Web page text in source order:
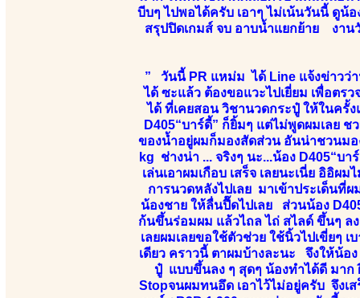
บีบๆ ไปพอได้ครับ เอาๆ ไม่เน้นวันนี้ ดูน้
สรุปปิดเกมส์ จบ อาบน้ำแยกย้าย งาน
” วันนี้ PR แหม่ม ได้ Line แจ้งข่าวว่
ได้ ซะแล้ว ต้องขอแวะไปเยี่ยม เพื่อต
ได้ ที่เคยสอน วิชานวดกระปู๋ ให้ในครั้
D405“บาร์ดี้” ก็ยิ้มๆ แต่ไม่พูดผมเลย
ของน้ำอยู่ผมก็มองสัดส่วน อันน่าชวนม
kg ช่างน่า ... จริงๆ นะ...น้อง D405“บ
เล่นเอาผมเกือบ เสร็จ เลยนะเนี่ย อิอิ
การนวดหลังไปเลย มาเข้าประเด็นที่
น้องชาย ให้ลื่นปื๊ดไปเลย ส่วนน้อง
ก้นขึ้นร่อมผม แล้วไถล ไถ่ สไลด์ ขึ้นๆ ล
เลยผมเลยขอใช้ตัวช่วย ใช้นิ้วไปเขี่ยๆ เ
เดียว คราวนี้ ตาผมบ้างละนะ จึงให้น้อ
ปู๋ แบบขึ้นลง ๆ สุดๆ น้องทำได้ดี มาก
Stopจนผมทนอึด เอาไว้ไม่อยู่ครับ จึงเ